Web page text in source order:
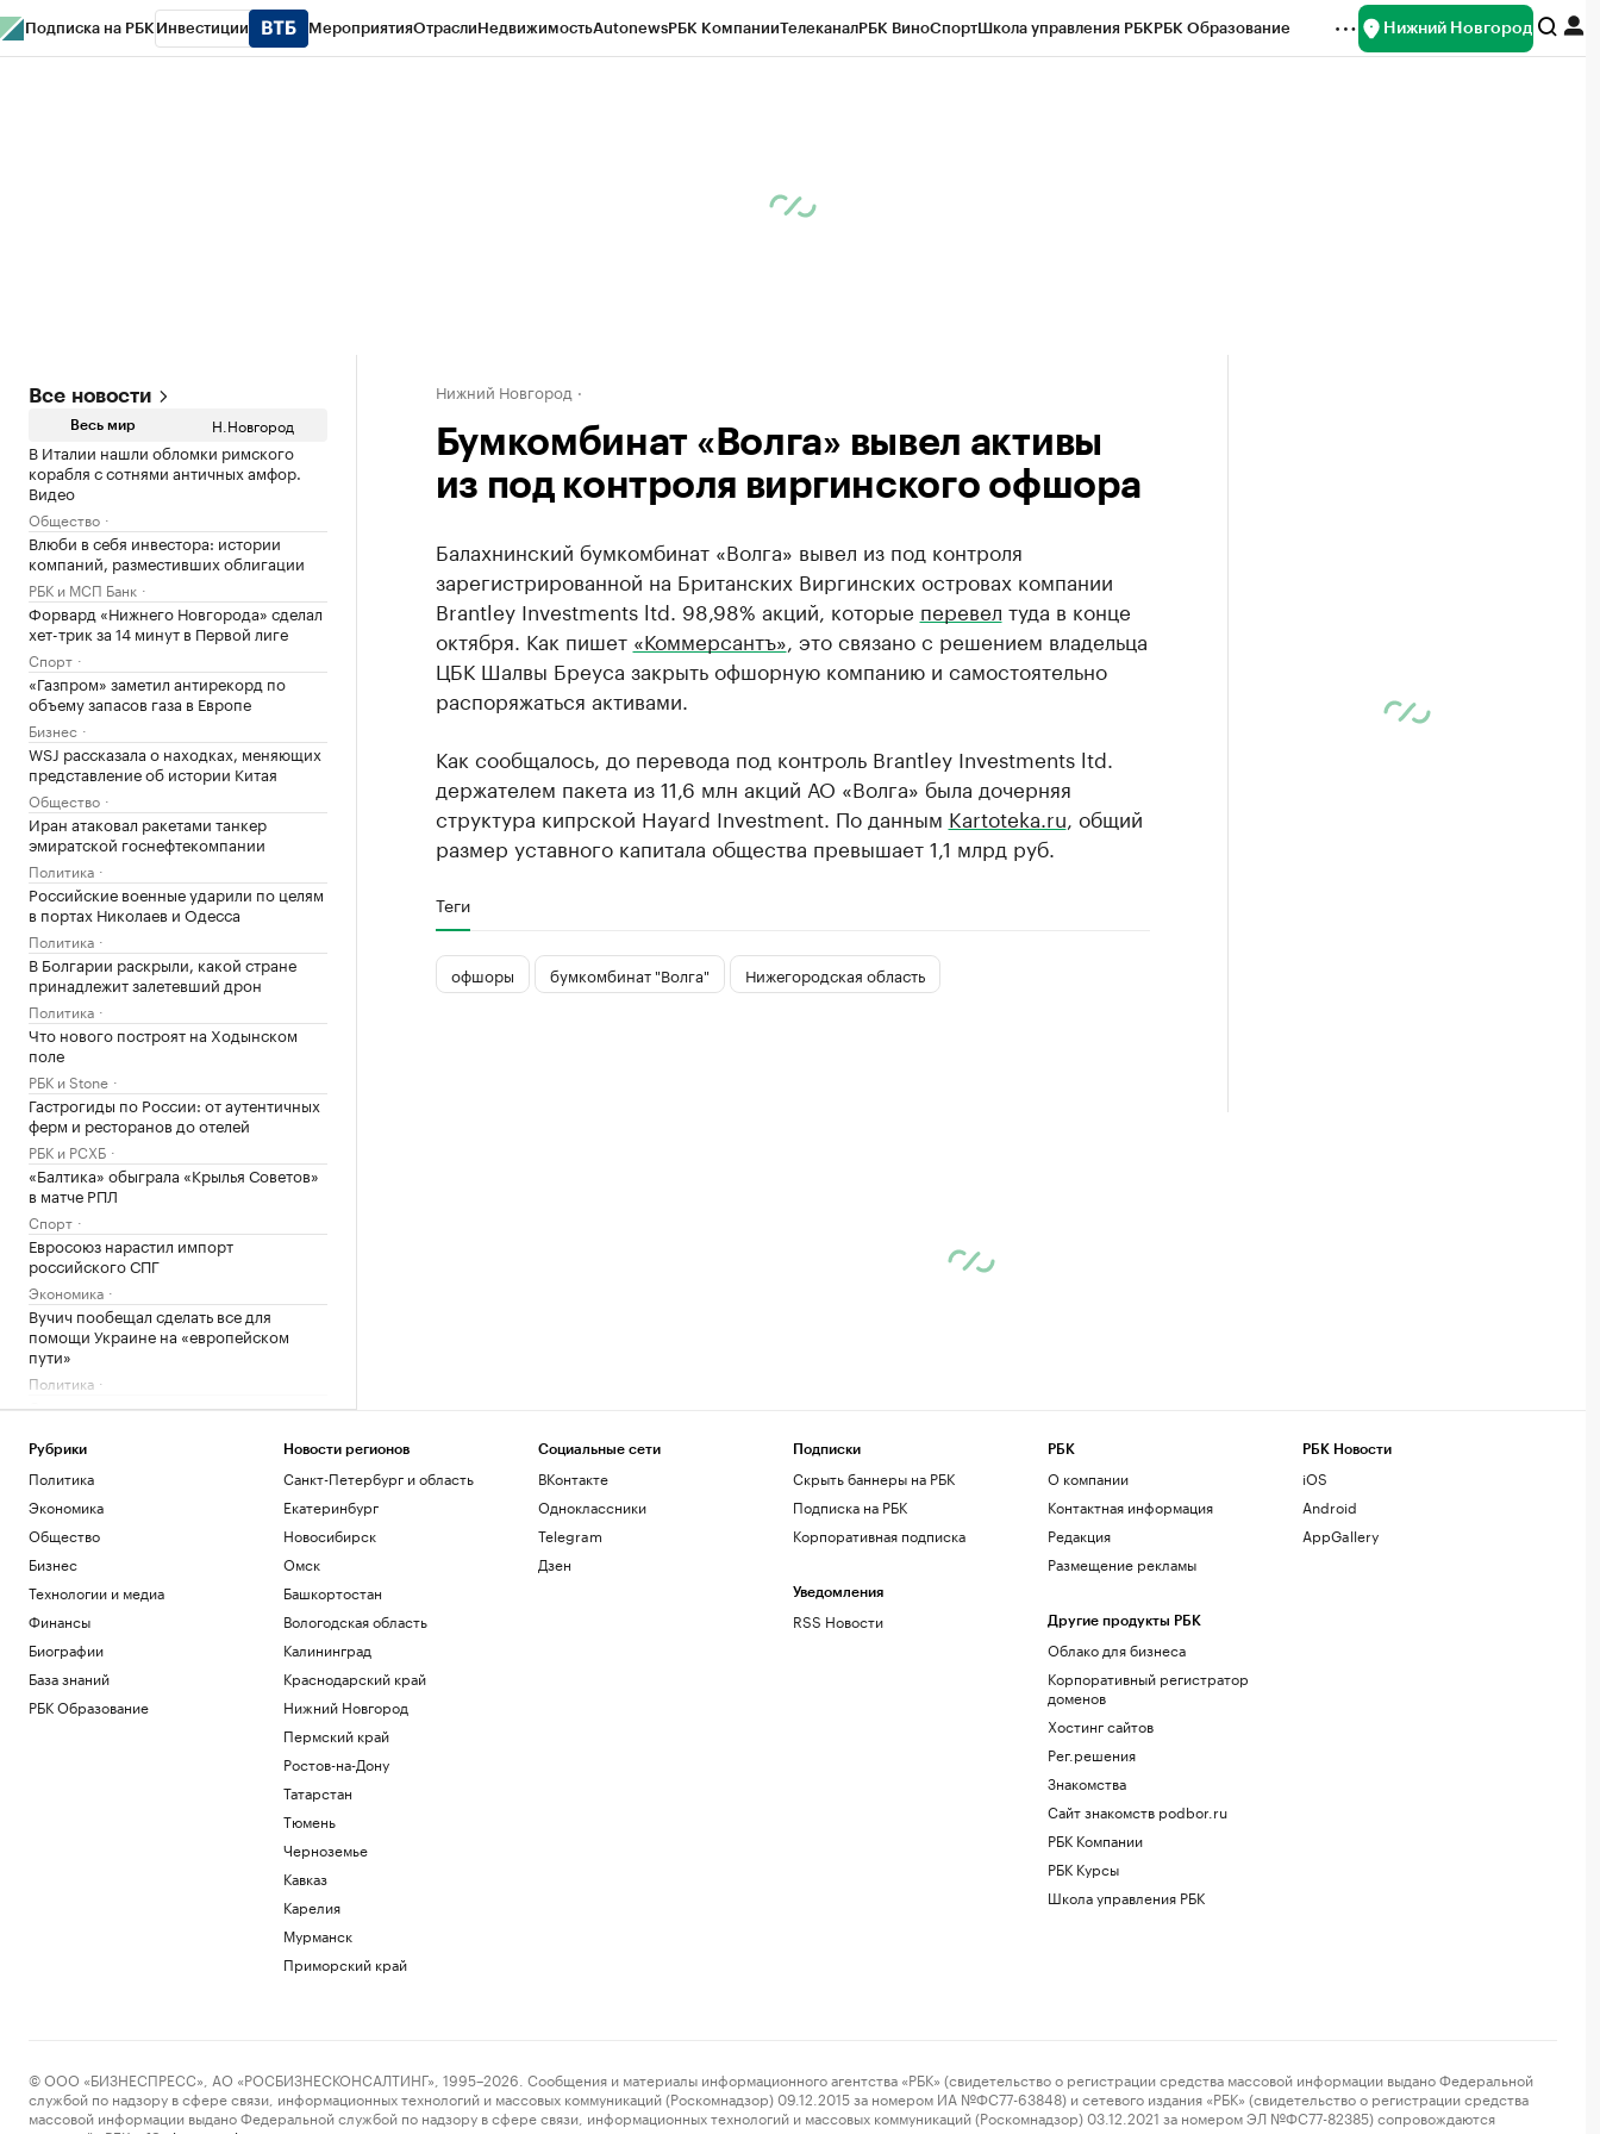
Подписка на РБК Инвестиции МероприятияОтраслиНедвижимостьAutonewsРБК КомпанииТелеканалРБК ВиноСпортШкола управления РБКРБК Образование Нижний Новгород
Все новости
Весь мир Н.Новгород
В Италии нашли обломки римского
корабля с сотнями античных амфор.
Видео
Общество
Влюби в себя инвестора: истории
компаний, разместивших облигации
РБК и МСП Банк
Форвард «Нижнего Новгорода» сделал
хет-трик за 14 минут в Первой лиге
Спорт
«Газпром» заметил антирекорд по
объему запасов газа в Европе
Бизнес
WSJ рассказала о находках, меняющих
представление об истории Китая
Общество
Иран атаковал ракетами танкер
эмиратской госнефтекомпании
Политика
Российские военные ударили по целям
в портах Николаев и Одесса
Политика
В Болгарии раскрыли, какой стране
принадлежит залетевший дрон
Политика
Что нового построят на Ходынском
поле
РБК и Stone
Гастрогиды по России: от аутентичных
ферм и ресторанов до отелей
РБК и РСХБ
«Балтика» обыграла «Крылья Советов»
в матче РПЛ
Спорт
Евросоюз нарастил импорт
российского СПГ
Экономика
Вучич пообещал сделать все для
помощи Украине на «европейском
пути»
Политика
Самолет выкатился за пределы полосы
Общество
Как выбрать оптимальное
инвестиций
РБК и ПИК Серия плюс
Две девушки в Шереметьево опоздали
на рейс и выбежали за самолетом.
Видео
Общество
Юные хоккеисты «Спартака» стали
победителями Кубка Александра
Овечкина
С начала суток ПВО сбила почти 20
Нижний Новгород
Бумкомбинат «Волга» вывел активы
из под контроля виргинского офшора
Балахнинский бумкомбинат «Волга» вывел из под контроля
зарегистрированной на Британских Виргинских островах компании
Brantley Investments ltd. 98,98% акций, которые перевел туда в конце
октября. Как пишет «Коммерсантъ» , это связано с решением владельца
ЦБК Шалвы Бреуса закрыть офшорную компанию и самостоятельно
распоряжаться активами.
Как сообщалось, до перевода под контроль Brantley Investments ltd.
держателем пакета из 11,6 млн акций АО «Волга» была дочерняя
структура кипрской Hayard Investment. По данным Kartoteka.ru , общий
размер уставного капитала общества превышает 1,1 млрд руб.
Теги
офшоры бумкомбинат "Волга" Нижегородская область
Рубрики
Политика
Экономика
Общество
Бизнес
Технологии и медиа
Финансы
Биографии
База знаний
РБК Образование
Новости регионов
Санкт-Петербург и область
Екатеринбург
Новосибирск
Омск
Башкортостан
Вологодская область
Калининград
Краснодарский край
Нижний Новгород
Пермский край
Ростов-на-Дону
Татарстан
Тюмень
Черноземье
Кавказ
Карелия
Мурманск
Приморский край
Социальные сети
ВКонтакте
Одноклассники
Telegram
Дзен
Подписки
Скрыть баннеры на РБК
Подписка на РБК
Корпоративная подписка
Уведомления
RSS Новости
РБК
О компании
Контактная информация
Редакция
Размещение рекламы
Другие продукты РБК
Облако для бизнеса
Корпоративный регистратор
доменов
Хостинг сайтов
Рег.решения
Знакомства
Сайт знакомств podbor.ru
РБК Компании
РБК Курсы
Школа управления РБК
РБК Новости
iOS
Android
AppGallery
© ООО «БИЗНЕСПРЕСС», АО «РОСБИЗНЕСКОНСАЛТИНГ», 1995–2026. Сообщения и материалы информационного агентства «РБК» (свидетельство о регистрации средства массовой информации выдано Федеральной
службой по надзору в сфере связи, информационных технологий и массовых коммуникаций (Роскомнадзор) 09.12.2015 за номером ИА №ФС77-63848) и сетевого издания «РБК» (свидетельство о регистрации средства
массовой информации выдано Федеральной службой по надзору в сфере связи, информационных технологий и массовых коммуникаций (Роскомнадзор) 03.12.2021 за номером ЭЛ №ФС77-82385) сопровождаются